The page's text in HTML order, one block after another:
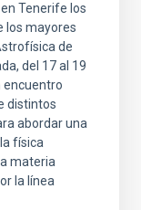
Tenerife los
los mayores
de
del 17 al 19
encuentro
distintos
abordar una
física
materia
la línea